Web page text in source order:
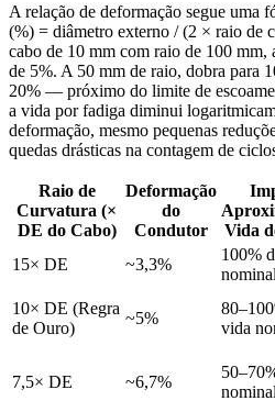
A relação de deformação segue uma
(%) = diâmetro externo / (2 × raio de
cabo de 10 mm com raio de 100 mm,
de 5%. A 50 mm de raio, dobra para
20% — próximo do limite de
a vida por fadiga diminui
deformação, mesmo pequenas
quedas drásticas na contagem de
Raio de
Curvatura (×
DE do Cabo)
Deformação
do
Condutor
Vida
15× DE ~3,3%
100%
nominal
10× DE (Regra
de Ouro)
~5%
vida
7,5× DE ~6,7%
nominal